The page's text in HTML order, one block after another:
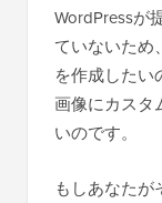
WordPressが
ていないため
を作成したい
画像にカスタ
いのです。
もしあなたが